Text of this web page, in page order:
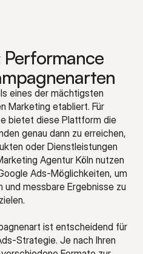
Performance
eines der mächtigsten
Marketing etabliert. Für
bietet diese Plattform die
genau dann zu erreichen,
oder Dienstleistungen
Agentur Köln nutzen
Ads-Möglichkeiten, um
und messbare Ergebnisse zu
ist entscheidend für
Strategie. Je nach Ihren